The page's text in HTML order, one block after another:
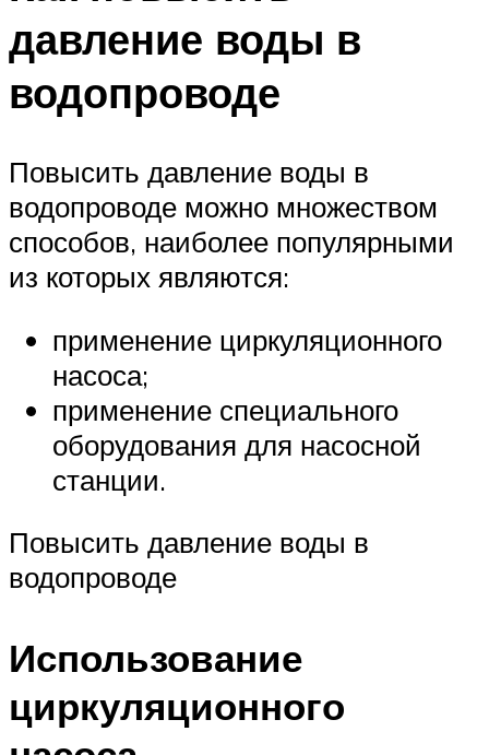
давление воды в
водопроводе
Повысить давление воды в
водопроводе можно множеством
способов, наиболее популярными
из которых являются:
применение циркуляционного
насоса;
применение специального
оборудования для насосной
станции.
Повысить давление воды в
водопроводе
Использование
циркуляционного